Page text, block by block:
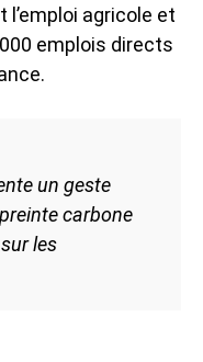
agricole et
emplois directs
un geste
carbone
les